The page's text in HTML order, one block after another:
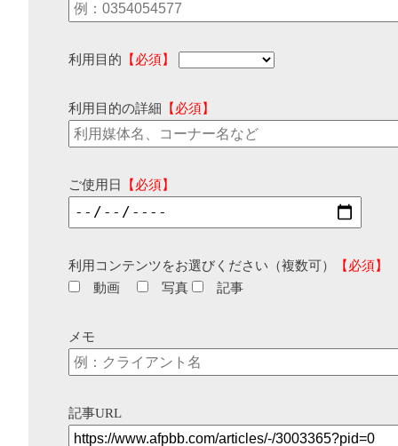
利用目的 【必須】
利用目的の詳細 【必須】
ご使用日 【必須】
利用コンテンツをお選びください（複数可）
【必須】
動画
写真 記事
メモ
記事URL